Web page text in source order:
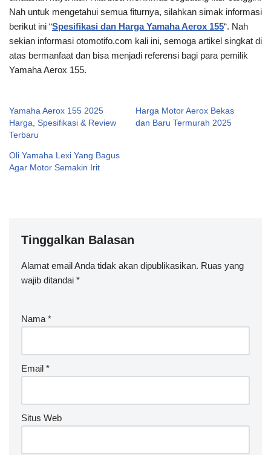
Nah untuk mengetahui semua fiturnya, silahkan simak informasi
berikut ini “Spesifikasi dan Harga Yamaha Aerox 155“. Nah
sekian informasi otomotifo.com kali ini, semoga artikel singkat di
atas bermanfaat dan bisa menjadi referensi bagi para pemilik
Yamaha Aerox 155.
Yamaha Aerox 155 2025
Harga, Spesifikasi & Review
Terbaru
Harga Motor Aerox Bekas
dan Baru Termurah 2025
Oli Yamaha Lexi Yang Bagus
Agar Motor Semakin Irit
Tinggalkan Balasan
Alamat email Anda tidak akan dipublikasikan. Ruas yang
wajib ditandai *
Nama *
Email *
Situs Web
A
lt
n
ti
v